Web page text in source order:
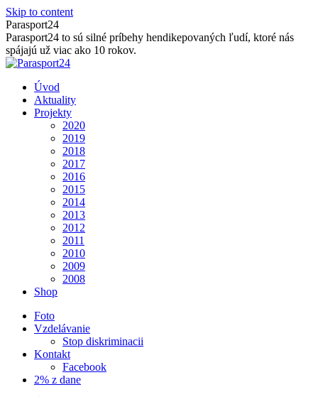
Skip to content
Parasport24
Parasport24 to sú silné príbehy hendikepovaných ľudí, ktoré nás
spájajú už viac ako 10 rokov.
Úvod
Aktuality
Projekty
2020
2019
2018
2017
2016
2015
2014
2013
2012
2011
2010
2009
2008
Shop
Foto
Vzdelávanie
Stop diskriminacii
Kontakt
Facebook
2% z dane